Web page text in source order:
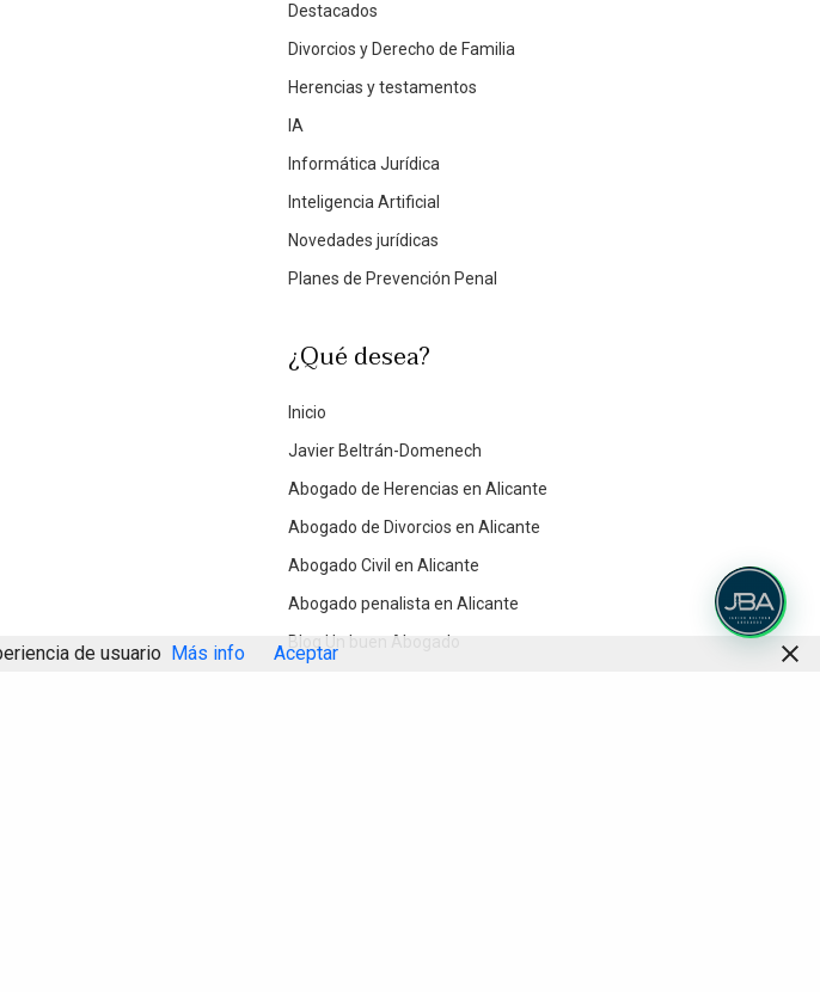
Destacados
Divorcios y Derecho de Familia
Herencias y testamentos
IA
Informática Jurídica
Inteligencia Artificial
Novedades jurídicas
Planes de Prevención Penal
¿Qué desea?
Inicio
Javier Beltrán-Domenech
Abogado de Herencias en Alicante
Abogado de Divorcios en Alicante
Abogado Civil en Alicante
Abogado penalista en Alicante
Blog Un buen Abogado
de usuario Más info Aceptar